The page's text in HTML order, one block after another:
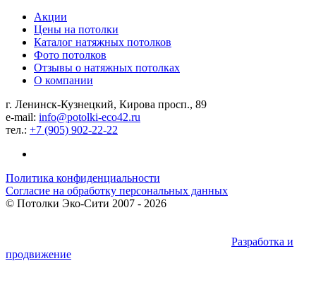
Акции
Цены на потолки
Каталог натяжных потолков
Фото потолков
Отзывы о натяжных потолках
О компании
г. Ленинск-Кузнецкий, Кирова просп., 89
e-mail: info@potolki-eco42.ru
тел.: +7 (905) 902-22-22
Политика конфиденциальности
Согласие на обработку персональных данных
© Потолки Эко-Сити 2007 - 2026
Разработка и
продвижение